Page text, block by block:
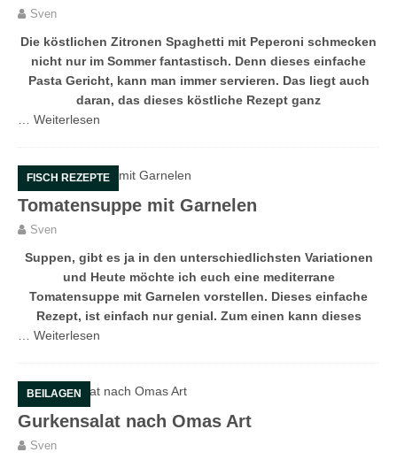
Sven
Die köstlichen Zitronen Spaghetti mit Peperoni schmecken
nicht nur im Sommer fantastisch. Denn dieses einfache
Pasta Gericht, kann man immer servieren. Das liegt auch
daran, das dieses köstliche Rezept ganz
Weiterlesen
FISCH REZEPTE
Tomatensuppe mit Garnelen
Sven
Suppen, gibt es ja in den unterschiedlichsten Variationen
und Heute möchte ich euch eine mediterrane
Tomatensuppe mit Garnelen vorstellen. Dieses einfache
Rezept, ist einfach nur genial. Zum einen kann dieses
Weiterlesen
BEILAGEN
Gurkensalat nach Omas Art
Sven